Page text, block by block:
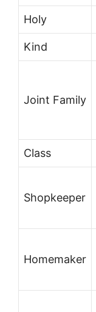
Holy
Kind
Joint Family
Class
Shopkeeper
Homemaker